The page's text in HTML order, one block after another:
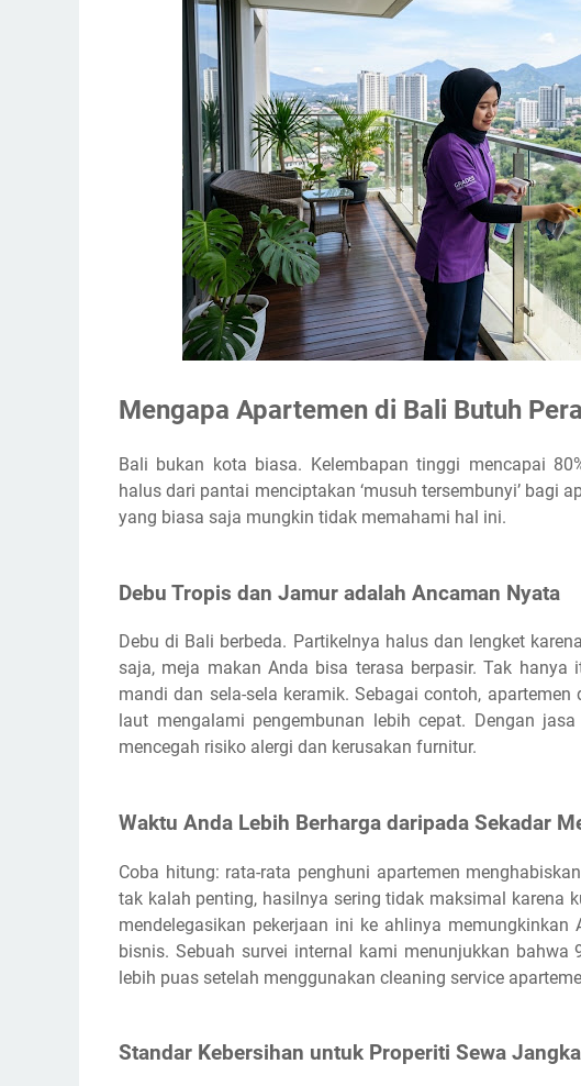
Mengapa Apartemen di Bali Butuh
Bali bukan kota biasa. Kelembapan tinggi mencapai
halus dari pantai menciptakan ‘musuh tersembunyi’ bagi
yang biasa saja mungkin tidak memahami hal ini.
Debu Tropis dan Jamur adalah Ancaman Nyata
Debu di Bali berbeda. Partikelnya halus dan lengket
saja, meja makan Anda bisa terasa berpasir. Tak
mandi dan sela-sela keramik. Sebagai contoh,
laut mengalami pengembunan lebih cepat. Dengan
mencegah risiko alergi dan kerusakan furnitur.
Waktu Anda Lebih Berharga daripada Sekadar
Coba hitung: rata-rata penghuni apartemen
tak kalah penting, hasilnya sering tidak maksimal karena
mendelegasikan pekerjaan ini ke ahlinya
bisnis. Sebuah survei internal kami menunjukkan
lebih puas setelah menggunakan cleaning service
Standar Kebersihan untuk Properiti Sewa